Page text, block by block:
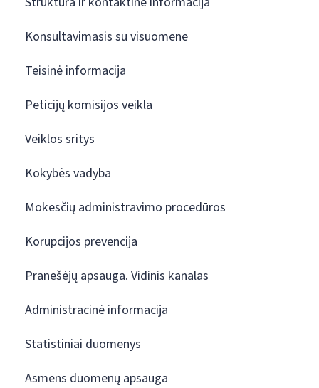
Konsultavimasis su visuomene
Teisinė informacija
Peticijų komisijos veikla
Veiklos sritys
Kokybės vadyba
Mokesčių administravimo procedūros
Korupcijos prevencija
Pranešėjų apsauga. Vidinis kanalas
Administracinė informacija
Statistiniai duomenys
Asmens duomenų apsauga